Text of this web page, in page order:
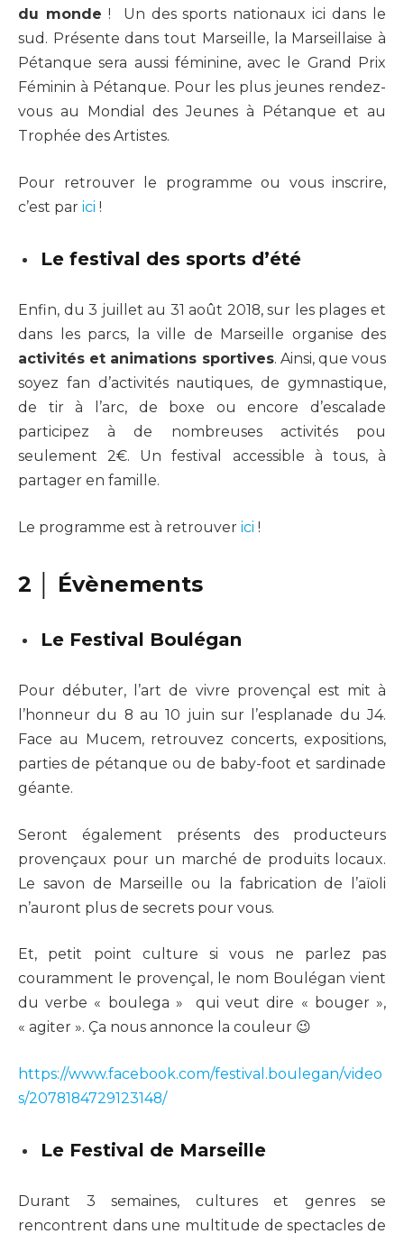
du monde ! Un des sports nationaux ici dans le
sud. Présente dans tout Marseille, la Marseillaise à
Pétanque sera aussi féminine, avec le Grand Prix
Féminin à Pétanque. Pour les plus jeunes rendez-
vous au Mondial des Jeunes à Pétanque et au
Trophée des Artistes.
Pour retrouver le programme ou vous inscrire,
c’est par ici !
Le festival des sports d’été
Enfin, du 3 juillet au 31 août 2018, sur les plages et
dans les parcs, la ville de Marseille organise des
activités et animations sportives. Ainsi, que vous
soyez fan d’activités nautiques, de gymnastique,
de tir à l’arc, de boxe ou encore d’escalade
participez à de nombreuses activités pou
seulement 2€. Un festival accessible à tous, à
partager en famille.
Le programme est à retrouver ici !
2 │ Évènements
Le Festival Boulégan
Pour débuter, l’art de vivre provençal est mit à
l’honneur du 8 au 10 juin sur l’esplanade du J4.
Face au Mucem, retrouvez concerts, expositions,
parties de pétanque ou de baby-foot et sardinade
géante.
Seront également présents des producteurs
provençaux pour un marché de produits locaux.
Le savon de Marseille ou la fabrication de l’aïoli
n’auront plus de secrets pour vous.
Et, petit point culture si vous ne parlez pas
couramment le provençal, le nom Boulégan vient
du verbe « boulega » qui veut dire « bouger »,
« agiter ». Ça nous annonce la couleur 😉
https://www.facebook.com/festival.boulegan/video
s/2078184729123148/
Le Festival de Marseille
Durant 3 semaines, cultures et genres se
rencontrent dans une multitude de spectacles de